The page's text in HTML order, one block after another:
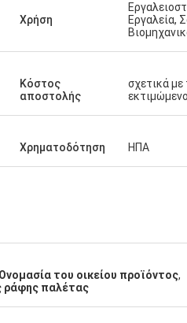
Χρήση
Εργαλεία,
Κόστος
αποστολής
σχετικά
Χρηματοδότηση ΗΠΑ
Ονομασία του οικείου προϊόντος,
ράφης παλέτας